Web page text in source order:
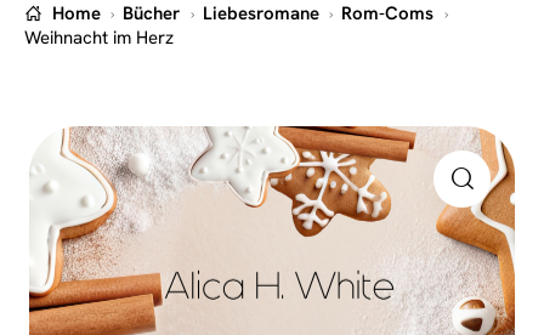
Home Bücher Liebesromane
Rom-Coms
Weihnacht im Herz